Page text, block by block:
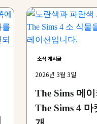
소식 게시글
2026년 3월 3일
The Sims 메
The Sims 4